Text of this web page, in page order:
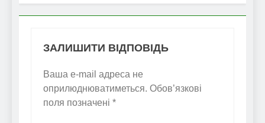
ЗАЛИШИТИ ВІДПОВІДЬ
Ваша e-mail адреса не
оприлюднюватиметься. Обов’язкові
поля позначені *